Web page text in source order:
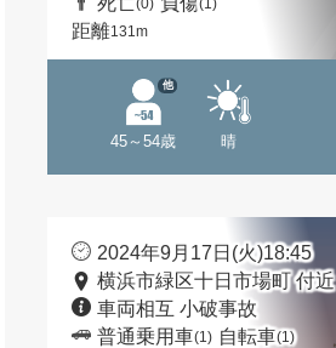
(0) (1)
距離131m
45～54歳
他
晴
2024年9月17日(火)18:45
横浜市緑区十日市場町 付近
車両相互 小破事故
普通乗用車(1) 自転車(1)